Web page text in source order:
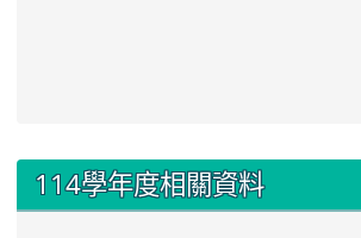
::: 114學年度相關資料